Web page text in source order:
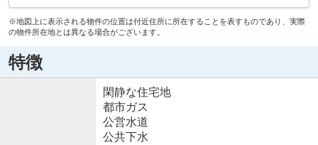
※地図上に表示される物件の位置は付近住所に所在することを表すものであり、実際
の物件所在地とは異なる場合がございます。
特徴
閑静な住宅地
都市ガス
公営水道
公共下水